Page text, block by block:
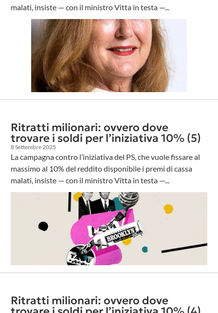
malati, insiste — con il ministro Vitta in testa —...
Ritratti milionari: ovvero dove
trovare i soldi per l’iniziativa 10% (5)
8 Settembre 2025
La campagna contro l’iniziativa del PS, che vuole fissare al
massimo al 10% del reddito disponibile i premi di cassa
malati, insiste — con il ministro Vitta in testa —...
Ritratti milionari: ovvero dove